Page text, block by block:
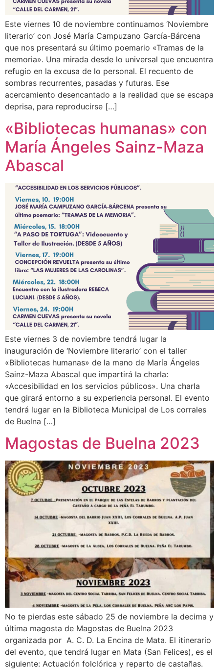
Este viernes 10 de noviembre continuamos ‘Noviembre
literario’ con José María Campuzano García-Bárcena
que nos presentará su último poemario «Tramas de la
memoria». Una mirada desde lo universal que encuentra
refugio en la excusa de lo personal. El recuento de
sombras recurrentes, pasadas y futuras. Ese
acercamiento desencantado a la realidad que se escapa
deprisa, para reproducirse […]
«Bibliotecas humanas» con
María Ángeles Sainz-Maza
Abascal
Este viernes 3 de noviembre tendrá lugar la
inauguración de ‘Noviembre literario’ con el taller
«Bibliotecas humanas» de la mano de María Ángeles
Sainz-Maza Abascal que impartirá la charla:
«Accesibilidad en los servicios públicos». Una charla
que girará entorno a su experiencia personal. El evento
tendrá lugar en la Biblioteca Municipal de Los corrales
de Buelna […]
Magostas de Buelna 2023
No te pierdas este sábado 25 de noviembre la decima y
última magosta de Magostas de Buelna 2023
organizada por A. C. D. La Encina de Mata. El itinerario
del evento, que tendrá lugar en Mata (San Felices), es el
siguiente: Actuación folclórica y reparto de castañas.